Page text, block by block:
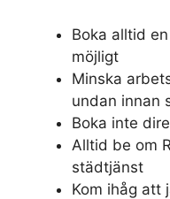
Boka alltid
möjligt
Minska
undan innan
Boka inte
Alltid be om
städtjänst
Kom ihåg att